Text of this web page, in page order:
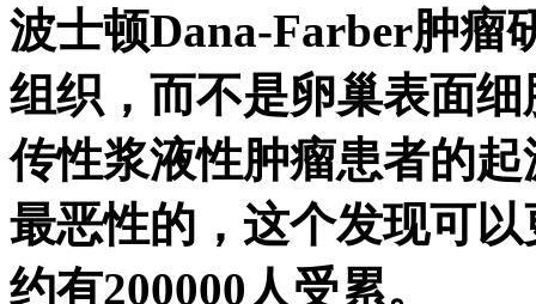
波士顿Dana-Farber肿瘤
组织，而不是卵巢表面
传性浆液性肿瘤患者的
最恶性的，这个发现可
约有200000人受累。